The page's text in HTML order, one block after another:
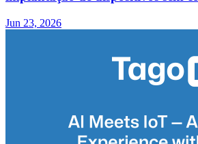
Jun 23, 2026